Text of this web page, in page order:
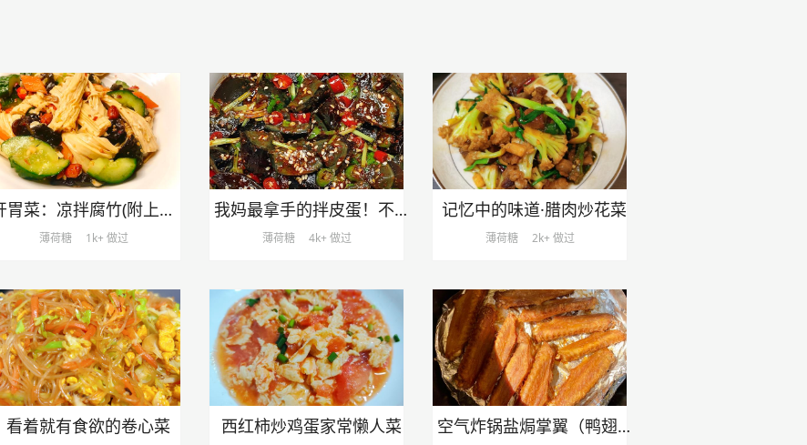
开胃菜：凉拌腐竹(附上灵魂拌汁)
薄荷糖 1k+ 做过
我妈最拿手的拌皮蛋！不好吃来找我
薄荷糖 4k+ 做过
记忆中的味道·腊肉炒花菜
薄荷糖 2k+ 做过
看着就有食欲的卷心菜 西红柿炒鸡蛋家常懒人菜 空气炸锅盐焗掌翼（鸭翅）